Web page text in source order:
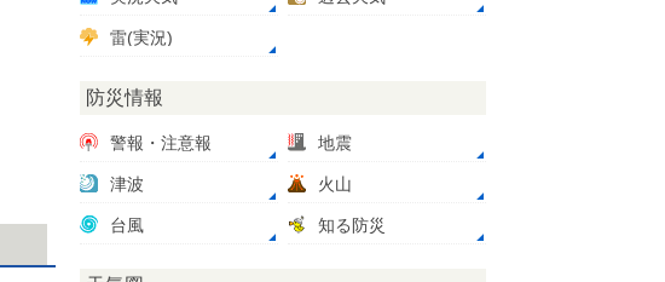
雷(実況)
防災情報
警報・注意報 地震
津波 火山
台風 知る防災